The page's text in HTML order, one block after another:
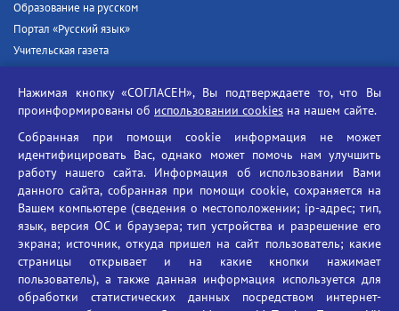
Образование на русском
Портал «Русский язык»
Учительская газета
Единый портал государственных услуг
Противодействие угрозам информационной безопасности
Социальные ролики - Генеральная прокуратура РФ
Противодействие коррупции
БГУ против наркотиков
Брянский государственный университет
имени академика И.Г. Петровского
Время работы: пн-пт 09:00-18:00
Нажимая кнопку «СОГЛАСЕН», Вы подтверждаете то, что Вы
проинформированы об использовании cookies на нашем сайте.
Собранная при помощи cookie информация не может
идентифицировать Вас, однако может помочь нам улучшить
работу нашего сайта. Информация об использовании Вами
данного сайта, собранная при помощи cookie, сохраняется на
Вашем компьютере (сведения о местоположении; ip-адрес; тип,
язык, версия ОС и браузера; тип устройства и разрешение его
экрана; источник, откуда пришел на сайт пользователь; какие
страницы открывает и на какие кнопки нажимает
пользователь), а также данная информация используется для
обработки статистических данных посредством интернет-